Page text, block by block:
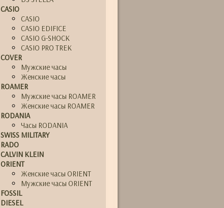
CASIO
CASIO
CASIO EDIFICE
CASIO G-SHOCK
CASIO PRO TREK
COVER
Мужские часы
Женские часы
ROAMER
Мужские часы ROAMER
Женские часы ROAMER
RODANIA
Часы RODANIA
SWISS MILITARY
RADO
CALVIN KLEIN
ORIENT
Женские часы ORIENT
Мужские часы ORIENT
FOSSIL
DIESEL